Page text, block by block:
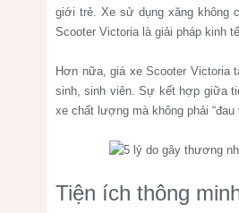
giới trẻ. Xe sử dụng xăng không
Scooter Victoria là giải pháp kinh
Hơn nữa, giá xe Scooter Victoria
sinh, sinh viên. Sự kết hợp giữa
xe chất lượng mà không phải “đau
Tiện ích thông